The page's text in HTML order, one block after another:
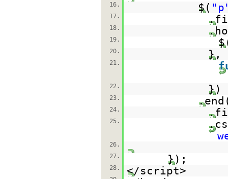
16.
$(
17.
18.
19.
20. },
21.
22. })
23.
24.
25.
26.
27.
});
28. </script>